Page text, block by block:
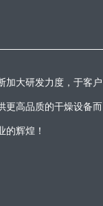
加大研发力度，于客户
更高品质的干燥设备而
的辉煌！